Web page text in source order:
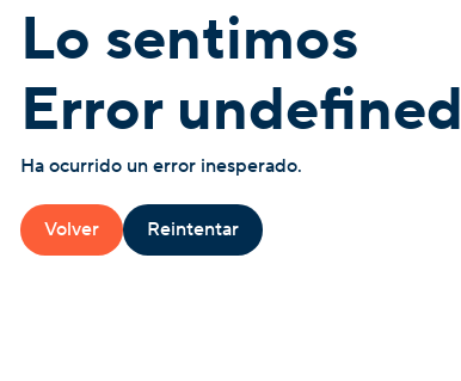
Lo sentimos
Error undefined
Ha ocurrido un error inesperado.
Volver Reintentar